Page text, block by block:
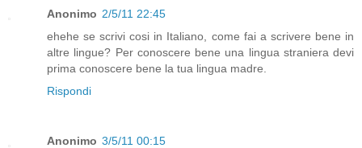
Anonimo 2/5/11 22:45
ehehe se scrivi cosi in Italiano, come fai a scrivere bene in
altre lingue? Per conoscere bene una lingua straniera devi
prima conoscere bene la tua lingua madre.
Rispondi
Anonimo 3/5/11 00:15